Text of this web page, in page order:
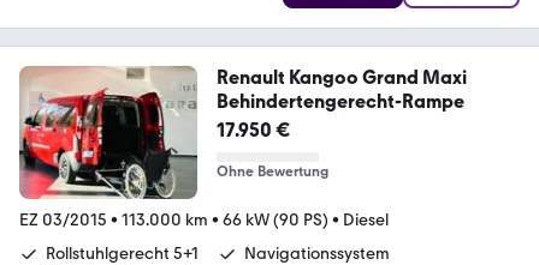
Renault Kangoo Grand Maxi
Behindertengerecht-Rampe
17.950 €
Ohne Bewertung
EZ 03/2015 • 113.000 km • 66 kW (90 PS) • Diesel
Rollstuhlgerecht 5+1
Navigationssystem